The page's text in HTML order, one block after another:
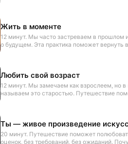
Жить в моменте
12 минут. Мы часто застреваем в прошлом
о будущем. Эта практика поможет вернуть
Любить свой возраст
12 минут. Мы замечаем как взрослеем, но в
называем это старостью. Путешествие
Ты — живое произведение
20 минут. Путешествие поможет
оценок, без требований, без ожиданий.